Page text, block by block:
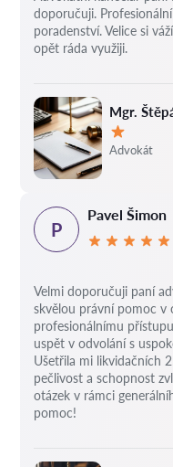
Mgr.
Hodnocení:
Advokát
doporučuji.
poradenství. Velice si
opět ráda využiji.
P
Pavel Šimon
Velmi doporučuji paní
skvělou právní pomoc v
profesionálnímu
uspět v odvolání s
Ušetřila mi likvidačních
pečlivost a schopnost
otázek v rámci
pomoc!